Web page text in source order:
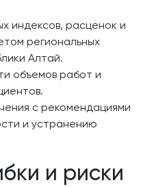
индексов, расценок и
региональных
Алтай.
объемов работ и
с рекомендациями
и устранению
и риски